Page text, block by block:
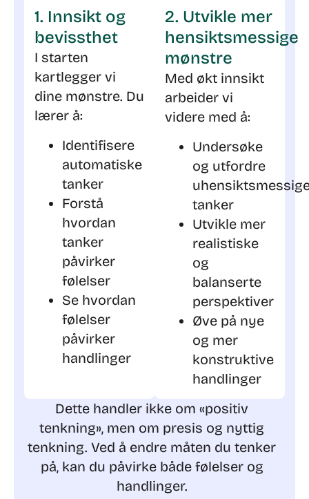
1. Innsikt og
bevissthet
I starten
kartlegger vi
dine mønstre. Du
lærer å:
Identifisere
automatiske
tanker
Forstå
hvordan
tanker
påvirker
følelser
Se hvordan
følelser
påvirker
handlinger
2. Utvikle mer
hensiktsmessige
mønstre
Med økt innsikt
arbeider vi
videre med å:
Undersøke
og utfordre
tanker
Utvikle mer
realistiske
og
balanserte
perspektiver
Øve på nye
og mer
konstruktive
handlinger
Dette handler ikke om «positiv
tenkning», men om presis og nyttig
tenkning.Ved å endre måten du tenker
på, kan du påvirke både følelser og
handlinger.